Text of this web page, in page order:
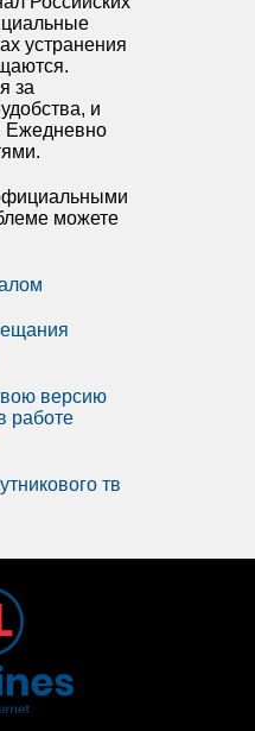
устранения
за
и
Ежедневно
можете
версию
работе
тв